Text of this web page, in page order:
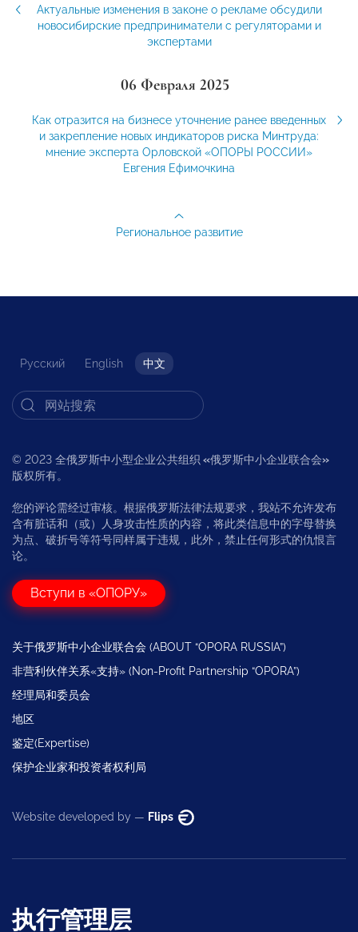
Актуальные изменения в законе о рекламе обсудили
новосибирские предприниматели с регуляторами и
экспертами
06 Февраля 2025
Как отразится на бизнесе уточнение ранее введенных
и закрепление новых индикаторов риска Минтруда:
мнение эксперта Орловской «ОПОРЫ РОССИИ»
Евгения Ефимочкина
Региональное развитие
Русский English 中文
© 2023 全俄罗斯中小型企业公共组织 «俄罗斯中小企业联合会»
版权所有。
您的评论需经过审核。根据俄罗斯法律法规要求，我站不允许发布
含有脏话和（或）人身攻击性质的内容，将此类信息中的字母替换
为点、破折号等符号同样属于违规，此外，禁止任何形式的仇恨言
论。
Вступи в «ОПОРУ»
关于俄罗斯中小企业联合会 (ABOUT “OPORA RUSSIA”)
非营利伙伴关系«支持» (Non-Profit Partnership “OPORA”)
经理局和委员会
地区
鉴定(Expertise)
保护企业家和投资者权利局
Website developed by — Flips
执行管理层